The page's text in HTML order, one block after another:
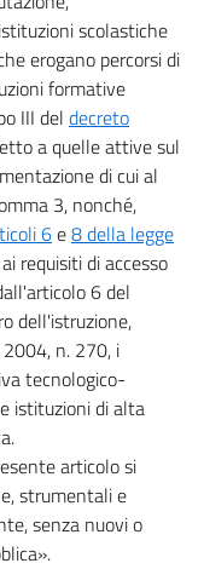
scolastiche
erogano percorsi di
formative
III del decreto
a quelle attive sul
di cui al
3, nonché,
6e8 della legge
requisiti di accesso
6 del
dell'istruzione,
n. 270, i
tecnologico-
istituzioni di alta
articolo si
strumentali e
senza nuovi o